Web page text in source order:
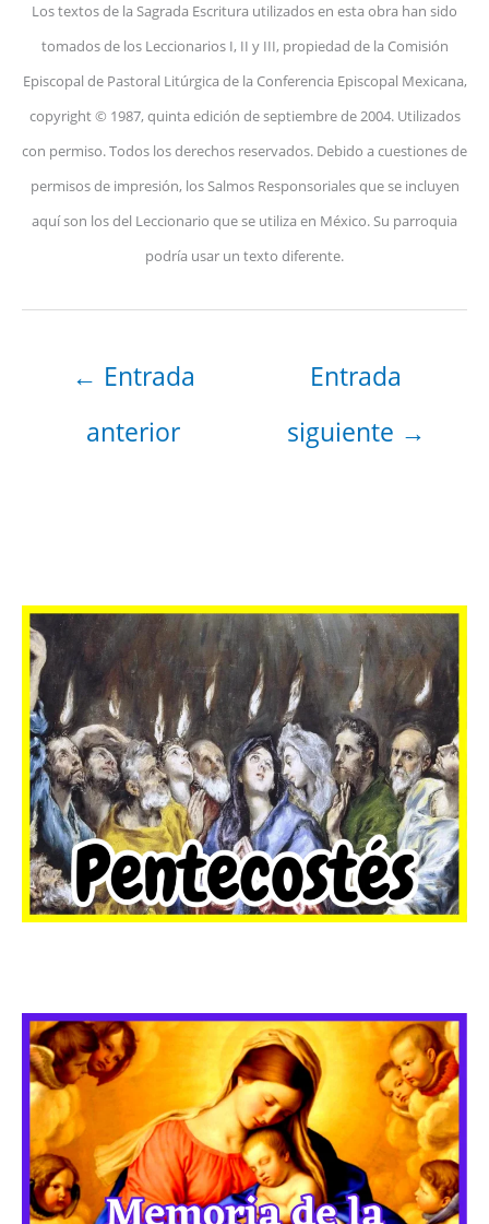
Los textos de la Sagrada Escritura utilizados en esta obra han sido
tomados de los Leccionarios I, II y III, propiedad de la Comisión
Episcopal de Pastoral Litúrgica de la Conferencia Episcopal Mexicana,
copyright © 1987, quinta edición de septiembre de 2004. Utilizados
con permiso. Todos los derechos reservados. Debido a cuestiones de
permisos de impresión, los Salmos Responsoriales que se incluyen
aquí son los del Leccionario que se utiliza en México. Su parroquia
podría usar un texto diferente.
← Entrada
anterior
Entrada
siguiente →